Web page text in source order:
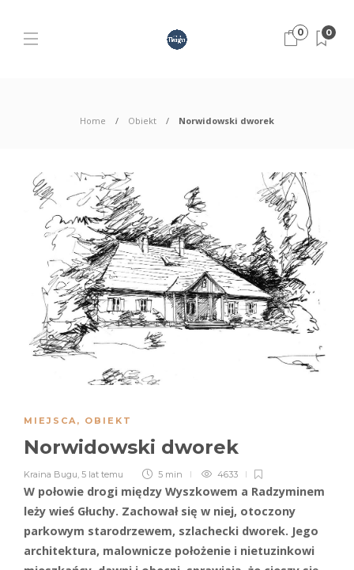
0 0
Home Obiekt Norwidowski dworek
MIEJSCA, OBIEKT
Norwidowski dworek
Kraina Bugu, 5 lat temu 5 min 4633
W połowie drogi między Wyszkowem a Radzyminem
leży wieś Głuchy. Zachował się w niej, otoczony
parkowym starodrzewem, szlachecki dworek. Jego
architektura, malownicze położenie i nietuzinkowi